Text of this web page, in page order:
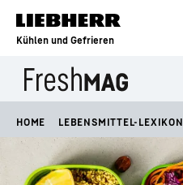
Zum Inhalt springen
Kühlen und Gefrieren
HOME LEBENSMITTEL-LEXIKON